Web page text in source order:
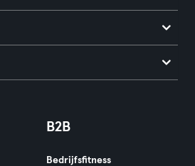
B2B
Bedrijfsfitness